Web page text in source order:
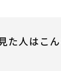
た人はこ